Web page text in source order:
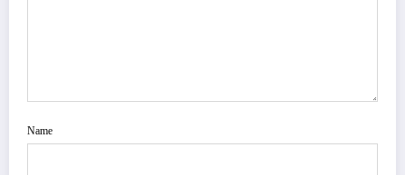
Name